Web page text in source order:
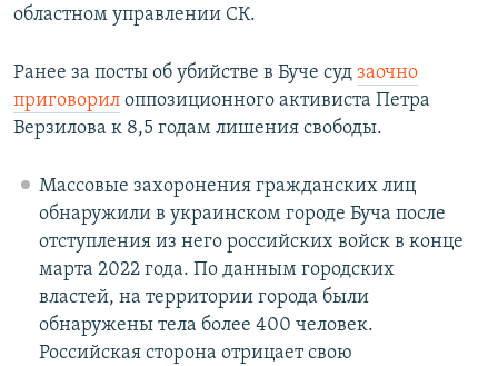
областном управлении СК.
Ранее за посты об убийстве в Буче суд заочно
приговорил оппозиционного активиста Петра
Верзилова к 8,5 годам лишения свободы.
Массовые захоронения гражданских лиц
обнаружили в украинском городе Буча после
отступления из него российских войск в конце
марта 2022 года. По данным городских
властей, на территории города были
обнаружены тела более 400 человек.
Российская сторона отрицает свою